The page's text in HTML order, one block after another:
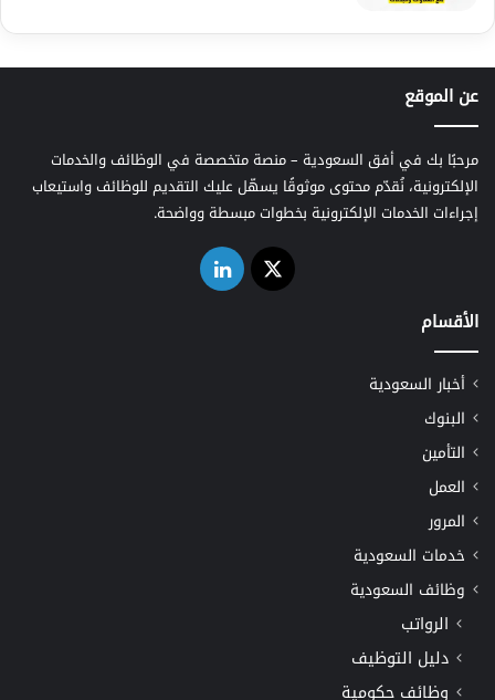
عن الموقع
مرحبًا بك في أفق السعودية – منصة متخصصة في الوظائف والخدمات
الإلكترونية، نُقدّم محتوى موثوقًا يسهّل عليك التقديم للوظائف واستيعاب
إجراءات الخدمات الإلكترونية بخطوات مبسطة وواضحة.
‫X لينكدإن
الأقسام
أخبار السعودية
البنوك
التأمين
العمل
المرور
خدمات السعودية
وظائف السعودية
الرواتب
دليل التوظيف
وظائف حكومية